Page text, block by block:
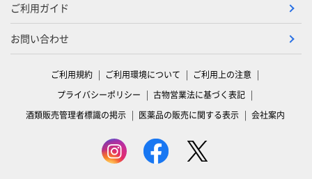
ご利用ガイド
お問い合わせ
ご利用規約 ご利用環境について
ご利用上の注意
プライバシーポリシー
古物営業法に基づく表記
酒類販売管理者標識の掲示
医薬品の販売に関する表示 会社案内